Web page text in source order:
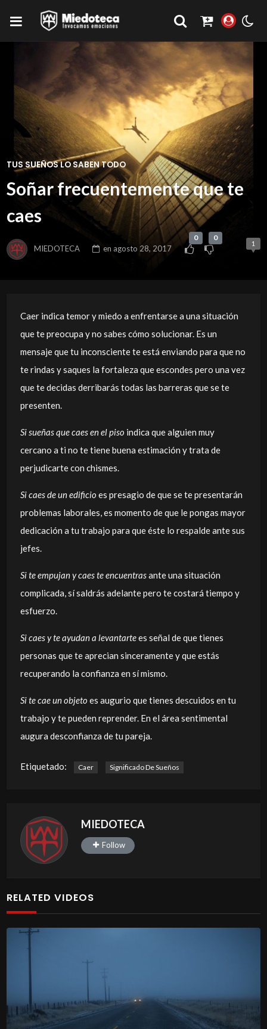
TUS SUEÑOS LO SABEN TODO
Soñar frecuentemente que te
caes
MIEDOTECA en agosto 28, 2017
0 0
1
Caer indica temor y miedo a enfrentarse a una situación
que te preocupa y no sabes cómo solucionar. Es un
mensaje que tu inconsciente te está enviando para que no
te rindas y saques la fortaleza que escondes pero una vez
que te decidas derribarás todas las barreras que se te
presenten.
Si sueñas que caes en el piso indica que alguien muy
cercano a ti no te tiene buena estimación y trata de
perjudicarte con chismes.
Si caes de un edificio es presagio de que se te presentarán
problemas laborales, es momento de que le pongas mayor
dedicación a tu trabajo para que éste lo respalde ante sus
jefes.
Si te empujan y caes te encuentrasante una situación
complicada, sí saldrás adelante pero te costará tiempo y
esfuerzo.
Si caes y te ayudan a levantartees señal de que tienes
personas que te aprecian sinceramente y que estás
recuperando la confianza en sí mismo.
Si te cae un objeto es augurio que tienes descuidos en tu
trabajo y te pueden reprender. En el área sentimental
augura desconfianza de tu pareja.
Etiquetado: Caer Significado De Sueños
MIEDOTECA
Follow
RELATED VIDEOS